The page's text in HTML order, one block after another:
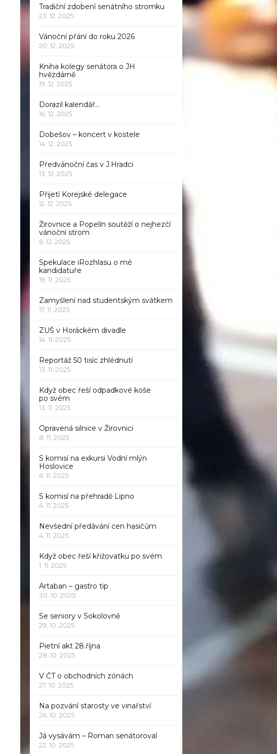
Tradiční zdobení senátního stromku
23. 12. 2025
Vánoční přání do roku 2026
20. 12. 2025
Kniha kolegy senátora o JH
hvězdárně
19. 12. 2025
Dorazil kalendář…
16. 12. 2025
Dobešov – koncert v kostele
14. 12. 2025
Předvánoční čas v J.Hradci
13. 12. 2025
Přijetí Korejské delegace
12. 12. 2025
Žirovnice a Popelín soutěží o nejhezčí
vánoční strom
6. 12. 2025
Spekulace iRozhlasu o mé
kandidatuře
19. 11. 2025
Zamyšlení nad studentským svátkem
17. 11. 2025
ZUŠ v Horáckém divadle
14. 11. 2025
Reportáž 50 tisíc zhlédnutí
13. 11. 2025
Když obec řeší odpadkové koše
po svém
13. 11. 2025
Opravená silnice v Žirovnici
8. 11. 2025
S komisí na exkursi Vodní mlýn
Hoslovice
6. 11. 2025
S komisí na přehradě Lipno
4. 11. 2025
Nevšední předávání cen hasičům
4. 11. 2025
Když obec řeší křižovatku po svém
1. 11. 2025
Artaban – gastro tip
30. 10. 2025
Se seniory v Sokolovně
29. 10. 2025
Pietní akt 28.října
28. 10. 2025
V ČT o obchodních zónách
27. 10. 2025
Na pozvání starosty ve vinařství
26. 10. 2025
Já vysávám – Roman senátoroval
22. 10. 2025